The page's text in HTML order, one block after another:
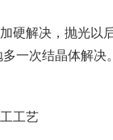
解决，抛光以
一次结晶体解决。
工艺